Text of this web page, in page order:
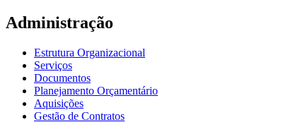
Administração
Estrutura Organizacional
Serviços
Documentos
Planejamento Orçamentário
Aquisições
Gestão de Contratos